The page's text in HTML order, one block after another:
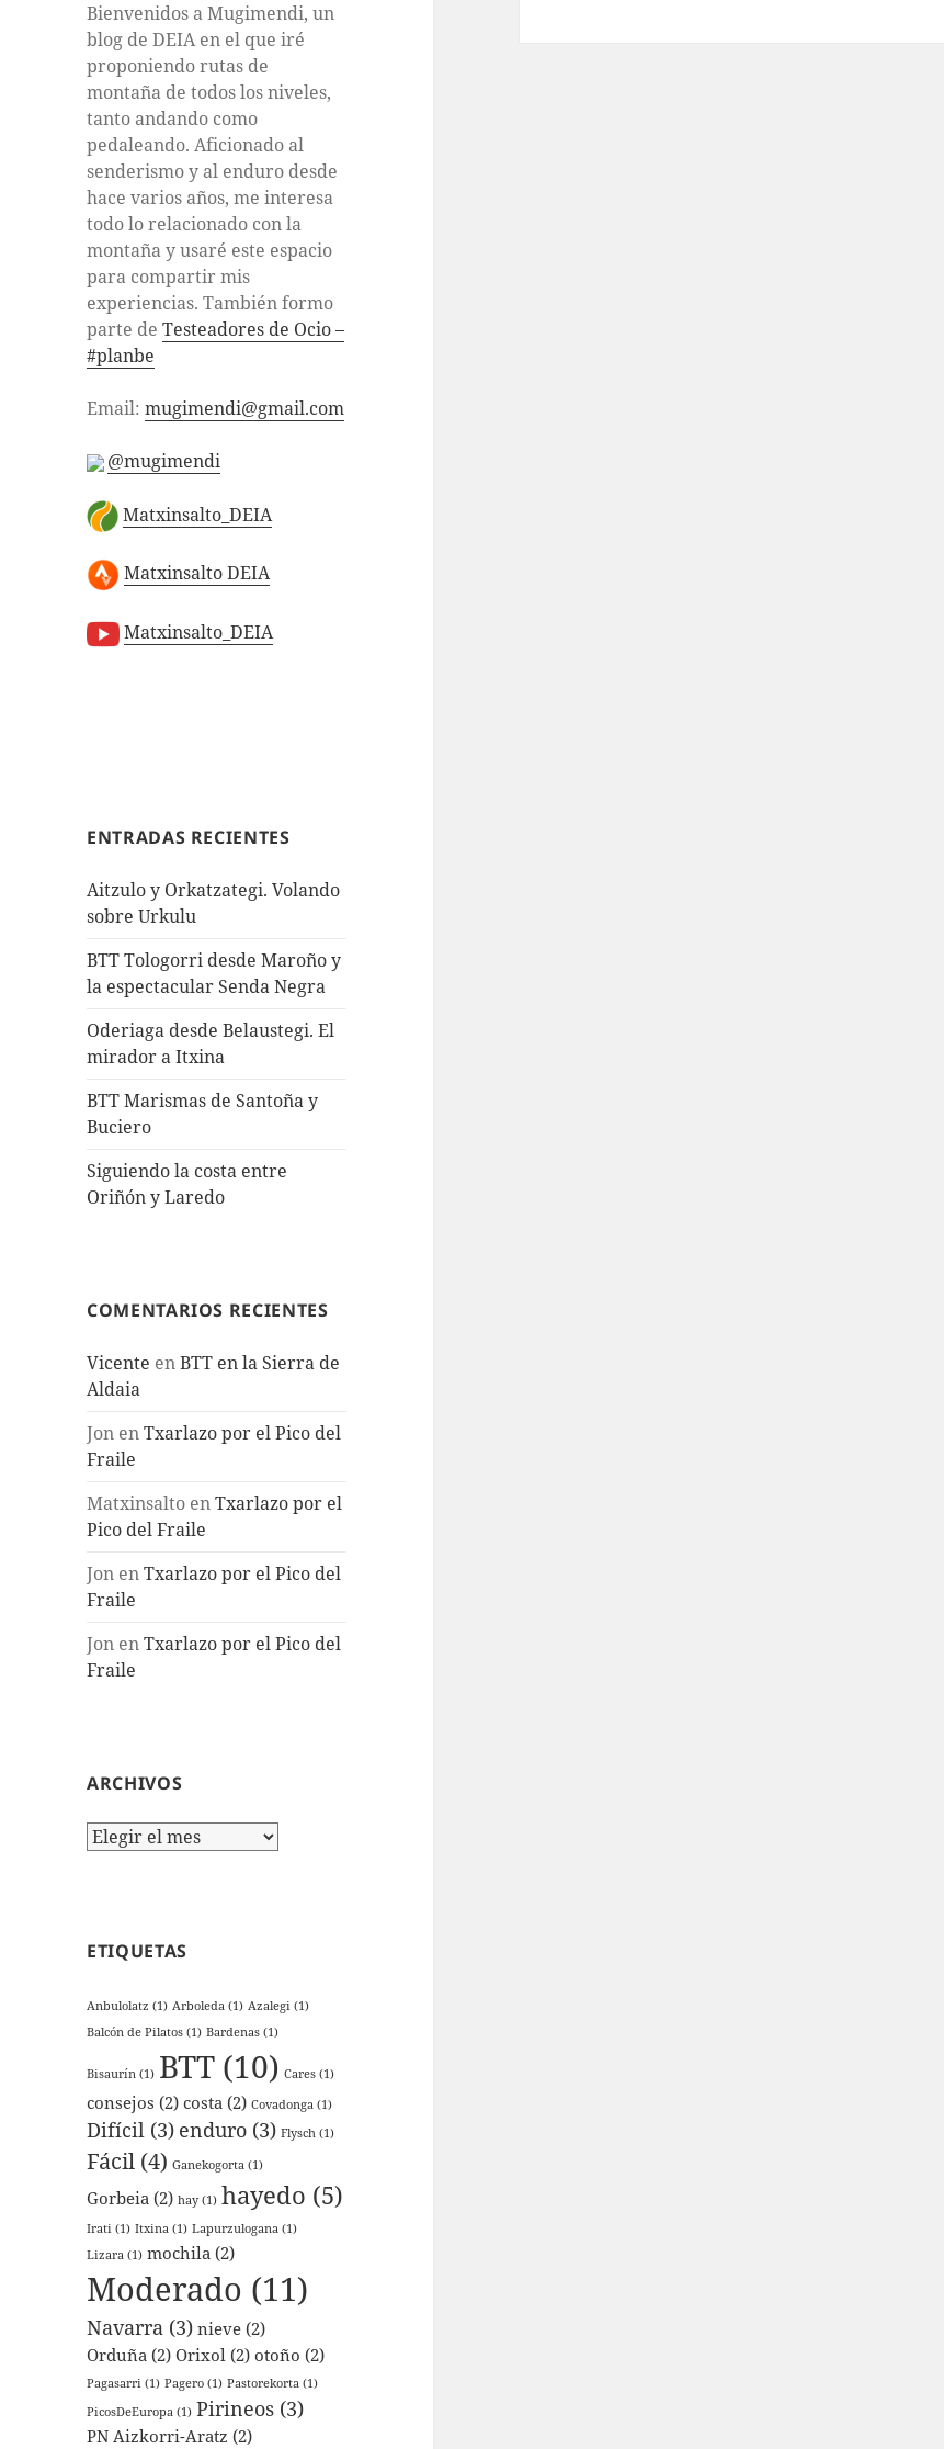
Bienvenidos a Mugimendi, un
blog de DEIA en el que iré
proponiendo rutas de
montaña de todos los niveles,
tanto andando como
pedaleando. Aficionado al
senderismo y al enduro desde
hace varios años, me interesa
todo lo relacionado con la
montaña y usaré este espacio
para compartir mis
experiencias. También formo
parte deTesteadores de Ocio –
#planbe
Email:mugimendi@gmail.com
@mugimendi
Matxinsalto_DEIA
Matxinsalto DEIA
Matxinsalto_DEIA
ENTRADAS RECIENTES
Aitzulo y Orkatzategi. Volando
sobre Urkulu
BTT Tologorri desde Maroño y
la espectacular Senda Negra
Oderiaga desde Belaustegi. El
mirador a Itxina
BTT Marismas de Santoña y
Buciero
Siguiendo la costa entre
Oriñón y Laredo
COMENTARIOS RECIENTES
Vicente enBTT en la Sierra de
Aldaia
Jon enTxarlazo por el Pico del
Fraile
Matxinsalto enTxarlazo por el
Pico del Fraile
Jon enTxarlazo por el Pico del
Fraile
Jon enTxarlazo por el Pico del
Fraile
ARCHIVOS
Archivos
ETIQUETAS
Anbulolatz (1) Arboleda (1) Azalegi (1)
Balcón de Pilatos (1) Bardenas (1)
Bisaurín (1) BTT (10) Cares (1)
consejos (2) costa (2) Covadonga (1)
Difícil (3) enduro (3) Flysch (1)
Fácil (4) Ganekogorta (1)
Gorbeia (2) hay (1) hayedo (5)
Irati (1) Itxina (1) Lapurzulogana (1)
Lizara (1) mochila (2)
Moderado (11)
Navarra (3) nieve (2)
Orduña (2) Orixol (2) otoño (2)
Pagasarri (1) Pagero (1) Pastorekorta (1)
PicosDeEuropa (1) Pirineos (3)
PN Aizkorri-Aratz (2)